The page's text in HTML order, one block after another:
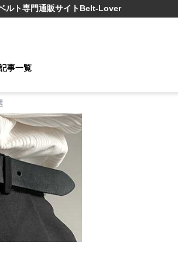
ルト専門通販サイトBelt-Lover
事一覧